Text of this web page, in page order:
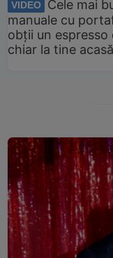
VIDEO
Cele mai
manuale cu
obții un espresso
chiar la tine acasă